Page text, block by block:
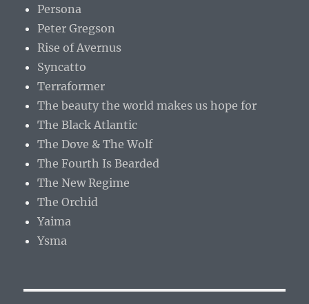
Persona
Peter Gregson
Rise of Avernus
Syncatto
Terraformer
The beauty the world makes us hope for
The Black Atlantic
The Dove & The Wolf
The Fourth Is Bearded
The New Regime
The Orchid
Yaima
Ysma